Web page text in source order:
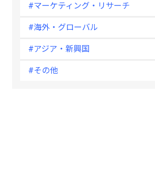
#マーケティング・リサーチ
#海外・グローバル
#アジア・新興国
#その他